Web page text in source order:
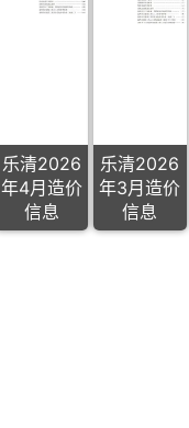
乐清2026
年4月造价
信息
乐清2026
年3月造价
信息